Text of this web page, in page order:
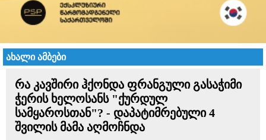
ახალი ამბები
რა კავშირი ჰქონდა ფრანგული გასაჭიმი
ჭერის ხელოსანს "ქურდულ
სამყაროსთან"? - დაპატიმრებული 4
შვილის მამა აღმოჩნდა